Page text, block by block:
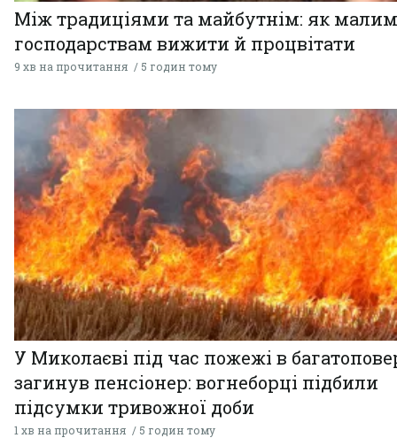
Між традиціями та майбутнім: як малим
господарствам вижити й процвітати
9 хв на прочитання 5 годин тому
У Миколаєві під час пожежі в
загинув пенсіонер: вогнеборці підбили
підсумки тривожної доби
1 хв на прочитання 5 годин тому